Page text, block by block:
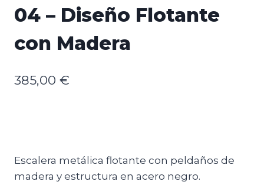
04 – Diseño Flotante
con Madera
385,00 €
Escalera metálica flotante con peldaños de
madera y estructura en acero negro.